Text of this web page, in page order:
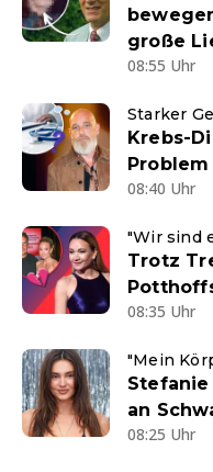
große
08:55 Uhr
Starker
Krebs-
08:40 Uhr
"Wir sind
Trotz
08:35 Uhr
"Mein
an
08:25 Uhr